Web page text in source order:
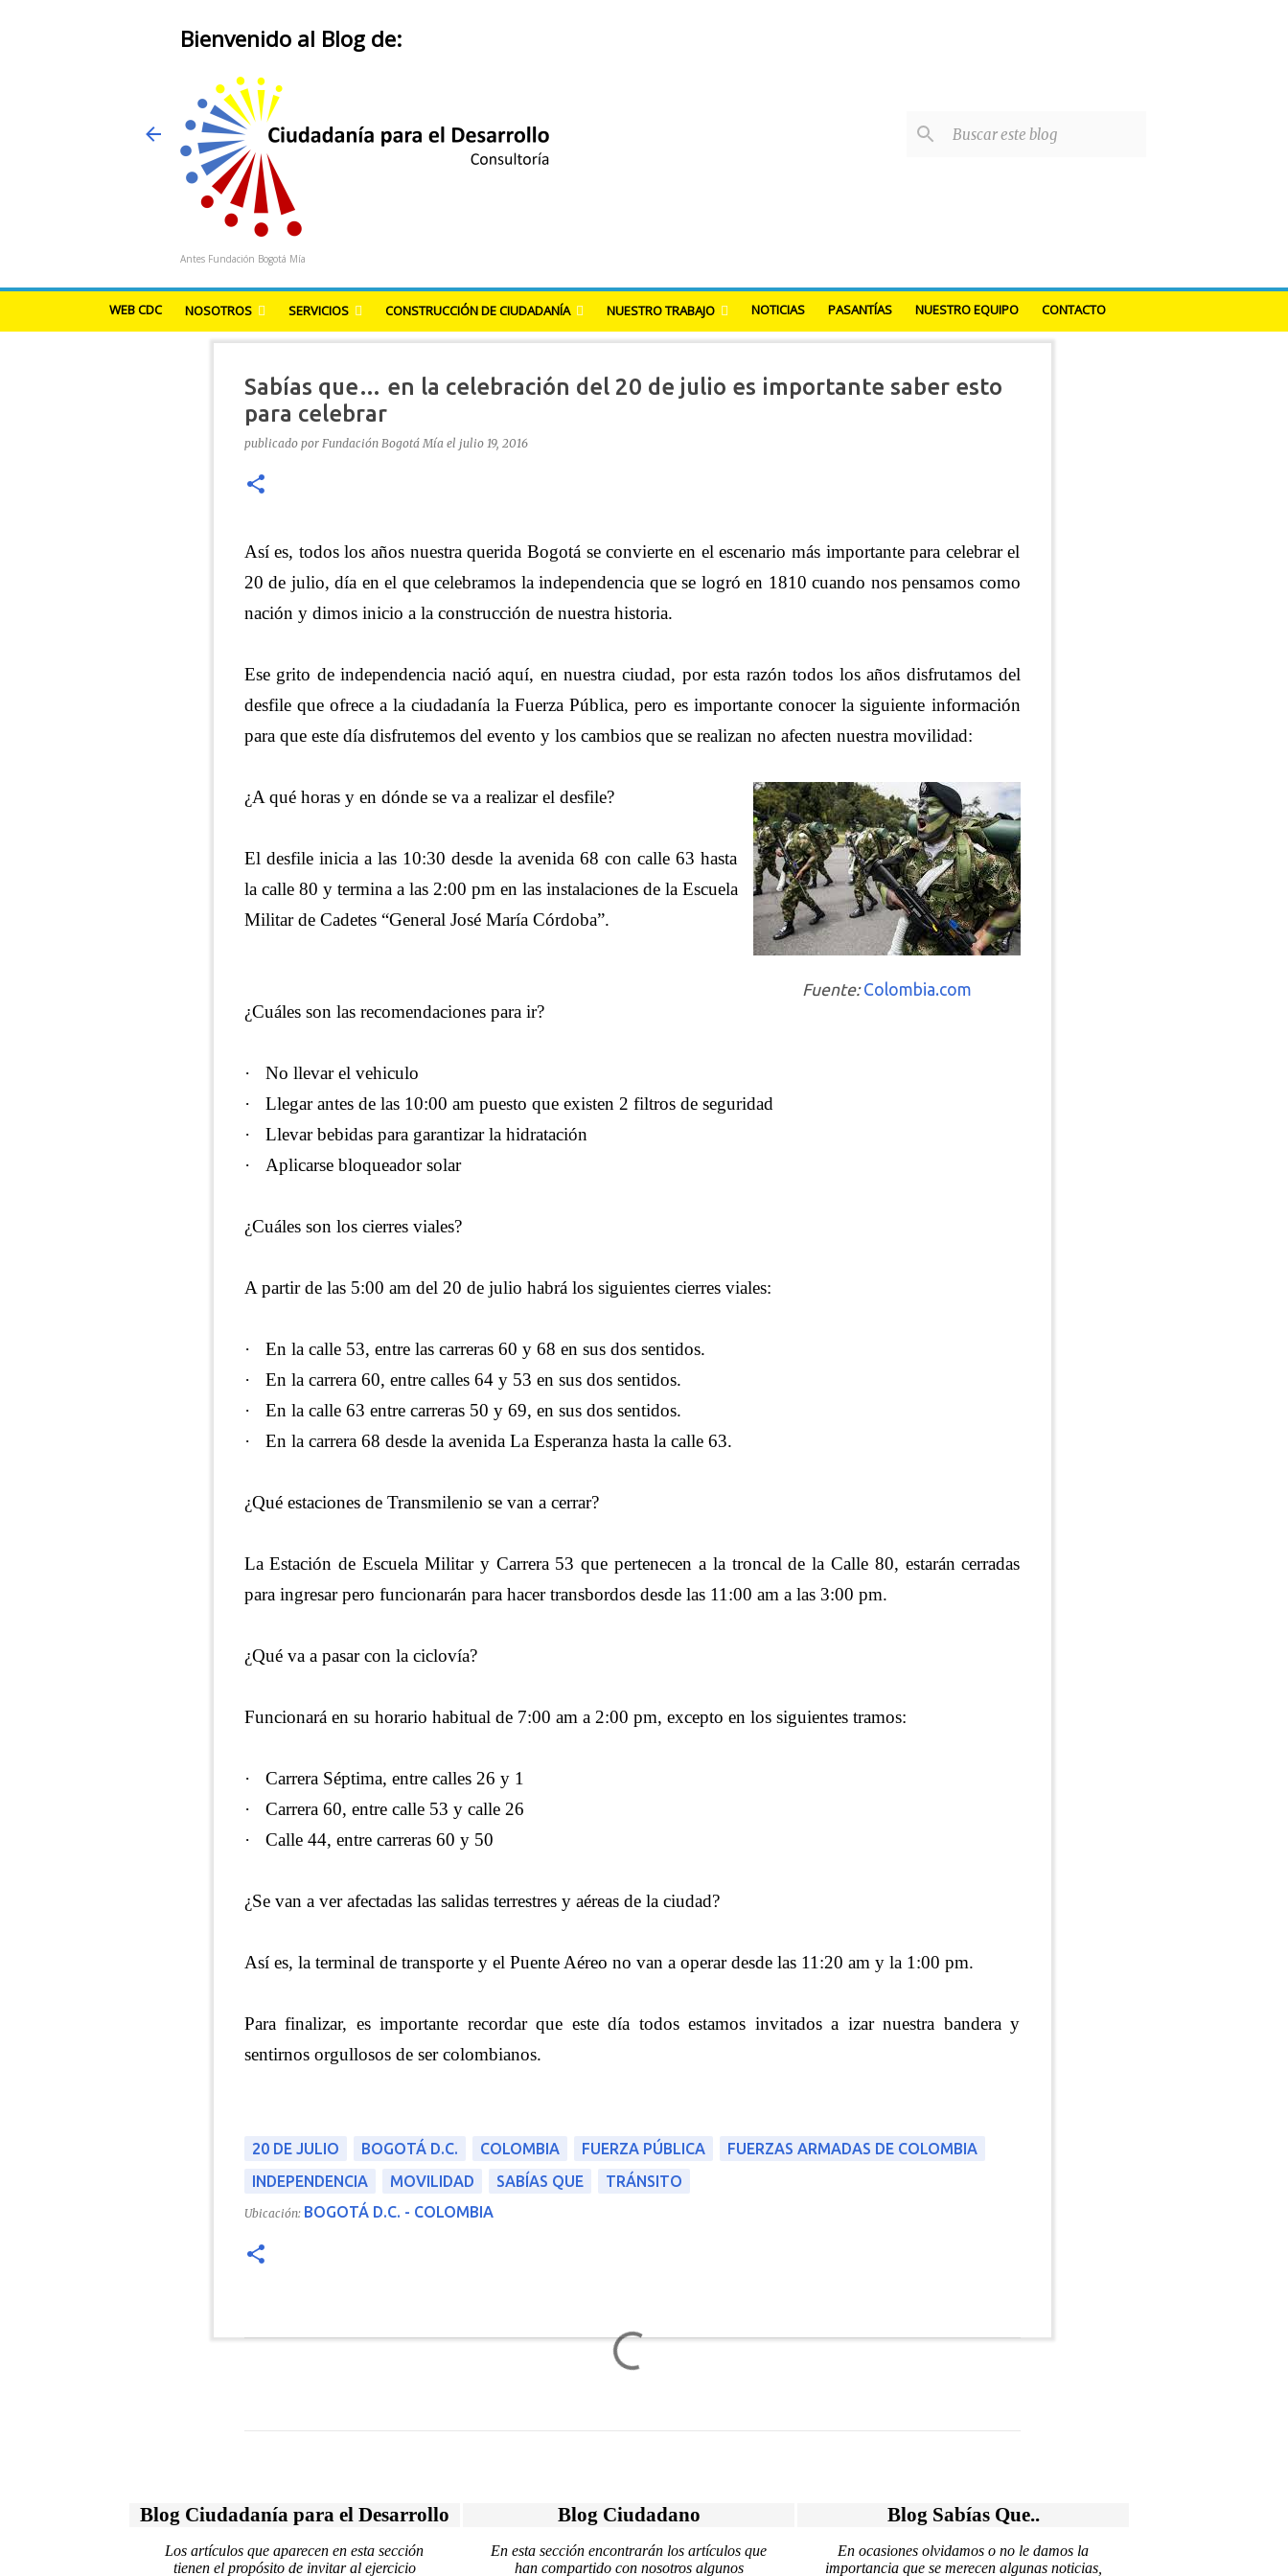
Bienvenido al Blog de:
Antes Fundación Bogotá Mía
WEB CDC NOSOTROS SERVICIOS CONSTRUCCIÓN DE CIUDADANÍA NUESTRO TRABAJO NOTICIAS PASANTÍAS NUESTRO EQUIPO CONTACTO
Sabías que… en la celebración del 20 de julio es importante saber esto
para celebrar
publicado por Fundación Bogotá Mía el julio 19, 2016
Así es, todos los años nuestra querida Bogotá se convierte en el escenario más importante para celebrar el
20 de julio, día en el que celebramos la independencia que se logró en 1810 cuando nos pensamos como
nación y dimos inicio a la construcción de nuestra historia.
Ese grito de independencia nació aquí, en nuestra ciudad, por esta razón todos los años disfrutamos del
desfile que ofrece a la ciudadanía la Fuerza Pública, pero es importante conocer la siguiente información
para que este día disfrutemos del evento y los cambios que se realizan no afecten nuestra movilidad:
Fuente:Colombia.com
¿A qué horas y en dónde se va a realizar el desfile?
El desfile inicia a las 10:30 desde la avenida 68 con calle 63 hasta
la calle 80 y termina a las 2:00 pm en las instalaciones de la Escuela
Militar de Cadetes “General José María Córdoba”.
¿Cuáles son las recomendaciones para ir?
·
No llevar el vehiculo
·
Llegar antes de las 10:00 am puesto que existen 2 filtros de seguridad
·
Llevar bebidas para garantizar la hidratación
·
Aplicarse bloqueador solar
¿Cuáles son los cierres viales?
A partir de las 5:00 am del 20 de julio habrá los siguientes cierres viales:
·
En la calle 53, entre las carreras 60 y 68 en sus dos sentidos.
·
En la carrera 60, entre calles 64 y 53 en sus dos sentidos.
·
En la calle 63 entre carreras 50 y 69, en sus dos sentidos.
·
En la carrera 68 desde la avenida La Esperanza hasta la calle 63.
¿Qué estaciones de Transmilenio se van a cerrar?
La Estación de Escuela Militar y Carrera 53 que pertenecen a la troncal de la Calle 80, estarán cerradas
para ingresar pero funcionarán para hacer transbordos desde las 11:00 am a las 3:00 pm.
¿Qué va a pasar con la ciclovía?
Funcionará en su horario habitual de 7:00 am a 2:00 pm, excepto en los siguientes tramos:
·
Carrera Séptima, entre calles 26 y 1
·
Carrera 60, entre calle 53 y calle 26
·
Calle 44, entre carreras 60 y 50
¿Se van a ver afectadas las salidas terrestres y aéreas de la ciudad?
Así es, la terminal de transporte y el Puente Aéreo no van a operar desde las 11:20 am y la 1:00 pm.
Para finalizar, es importante recordar que este día todos estamos invitados a izar nuestra bandera y
sentirnos orgullosos de ser colombianos.
20 DE JULIO BOGOTÁ D.C. COLOMBIA FUERZA PÚBLICA
FUERZAS ARMADAS DE COLOMBIA
INDEPENDENCIA
MOVILIDAD SABÍAS QUE TRÁNSITO
Ubicación: BOGOTÁ D.C. - COLOMBIA
n
t
Blog Ciudadanía para el Desarrollo
Los artículos que aparecen en esta sección
tienen el propósito de invitar al ejercicio
Blog Ciudadano
En esta sección encontrarán los artículos que
han compartido con nosotros algunos
Blog Sabías Que..
En ocasiones olvidamos o no le damos la
importancia que se merecen algunas noticias,